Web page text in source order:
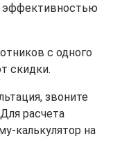
эффективностью
с одного
скидки.
звоните
расчета
калькулятор на